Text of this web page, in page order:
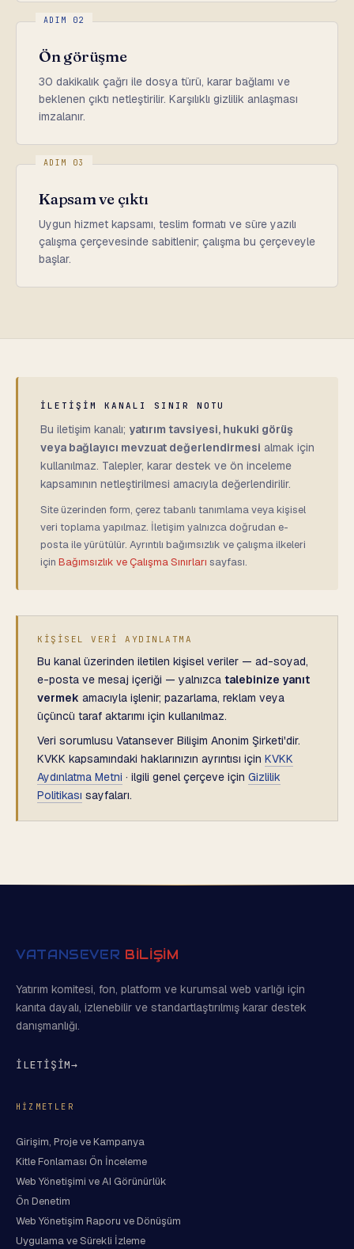
ADIM 02
Ön görüşme
30 dakikalık çağrı ile dosya türü, karar bağlamı ve
beklenen çıktı netleştirilir. Karşılıklı gizlilik anlaşması
imzalanır.
ADIM 03
Kapsam ve çıktı
Uygun hizmet kapsamı, teslim formatı ve süre yazılı
çalışma çerçevesinde sabitlenir; çalışma bu çerçeveyle
başlar.
İLETİŞİM KANALI SINIR NOTU
Bu iletişim kanalı; yatırım tavsiyesi, hukuki görüş
veya bağlayıcı mevzuat değerlendirmesi almak için
kullanılmaz. Talepler, karar destek ve ön inceleme
kapsamının netleştirilmesi amacıyla değerlendirilir.
Site üzerinden form, çerez tabanlı tanımlama veya kişisel
veri toplama yapılmaz. İletişim yalnızca doğrudan e-
posta ile yürütülür. Ayrıntılı bağımsızlık ve çalışma ilkeleri
için Bağımsızlık ve Çalışma Sınırları sayfası.
KİŞİSEL VERİ AYDINLATMA
Bu kanal üzerinden iletilen kişisel veriler — ad-soyad,
e-posta ve mesaj içeriği — yalnızca talebinize yanıt
vermek amacıyla işlenir; pazarlama, reklam veya
üçüncü taraf aktarımı için kullanılmaz.
Veri sorumlusu Vatansever Bilişim Anonim Şirketi'dir.
KVKK kapsamındaki haklarınızın ayrıntısı için KVKK
Aydınlatma Metni · ilgili genel çerçeve için Gizlilik
Politikası sayfaları.
VATANSEVER BİLİŞİM
Yatırım komitesi, fon, platform ve kurumsal web varlığı için
kanıta dayalı, izlenebilir ve standartlaştırılmış karar destek
danışmanlığı.
İLETİŞİM→
HIZMETLER
Girişim, Proje ve Kampanya
Kitle Fonlaması Ön İnceleme
Web Yönetişimi ve AI Görünürlük
Ön Denetim
Web Yönetişim Raporu ve Dönüşüm
Uygulama ve Sürekli İzleme